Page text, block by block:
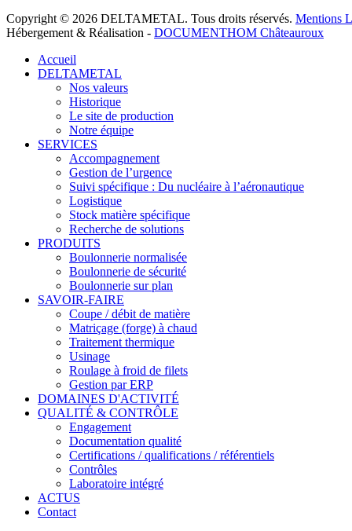
Copyright © 2026 DELTAMETAL. Tous droits réservés. Mentions
Hébergement & Réalisation - DOCUMENTHOM Châteauroux
Accueil
DELTAMETAL
Nos valeurs
Historique
Le site de production
Notre équipe
SERVICES
Accompagnement
Gestion de l’urgence
Suivi spécifique : Du nucléaire à l’aéronautique
Logistique
Stock matière spécifique
Recherche de solutions
PRODUITS
Boulonnerie normalisée
Boulonnerie de sécurité
Boulonnerie sur plan
SAVOIR-FAIRE
Coupe / débit de matière
Matriçage (forge) à chaud
Traitement thermique
Usinage
Roulage à froid de filets
Gestion par ERP
DOMAINES D'ACTIVITÉ
QUALITÉ & CONTRÔLE
Engagement
Documentation qualité
Certifications / qualifications / référentiels
Contrôles
Laboratoire intégré
ACTUS
Contact